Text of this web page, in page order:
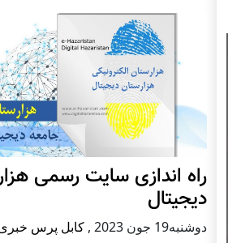
راه اندازی سایت رسمی
دیجیتال
دوشنبه19 جون 2023 , کابل پرس خبری